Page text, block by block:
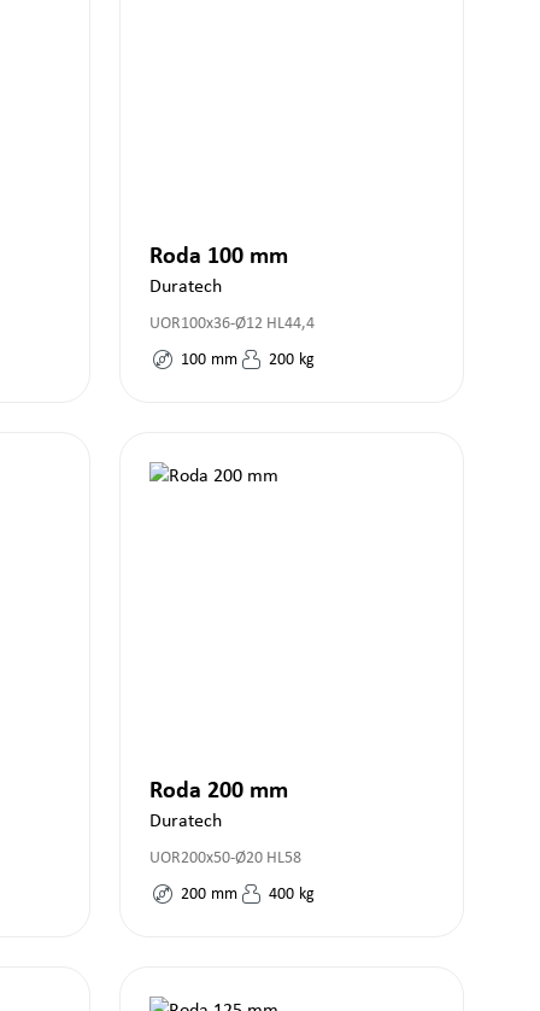
Roda 100 mm
Duratech
UOR100x36-Ø12 HL44,4
100 mm 200 kg
Roda 200 mm
Duratech
UOR200x50-Ø20 HL58
200 mm 400 kg